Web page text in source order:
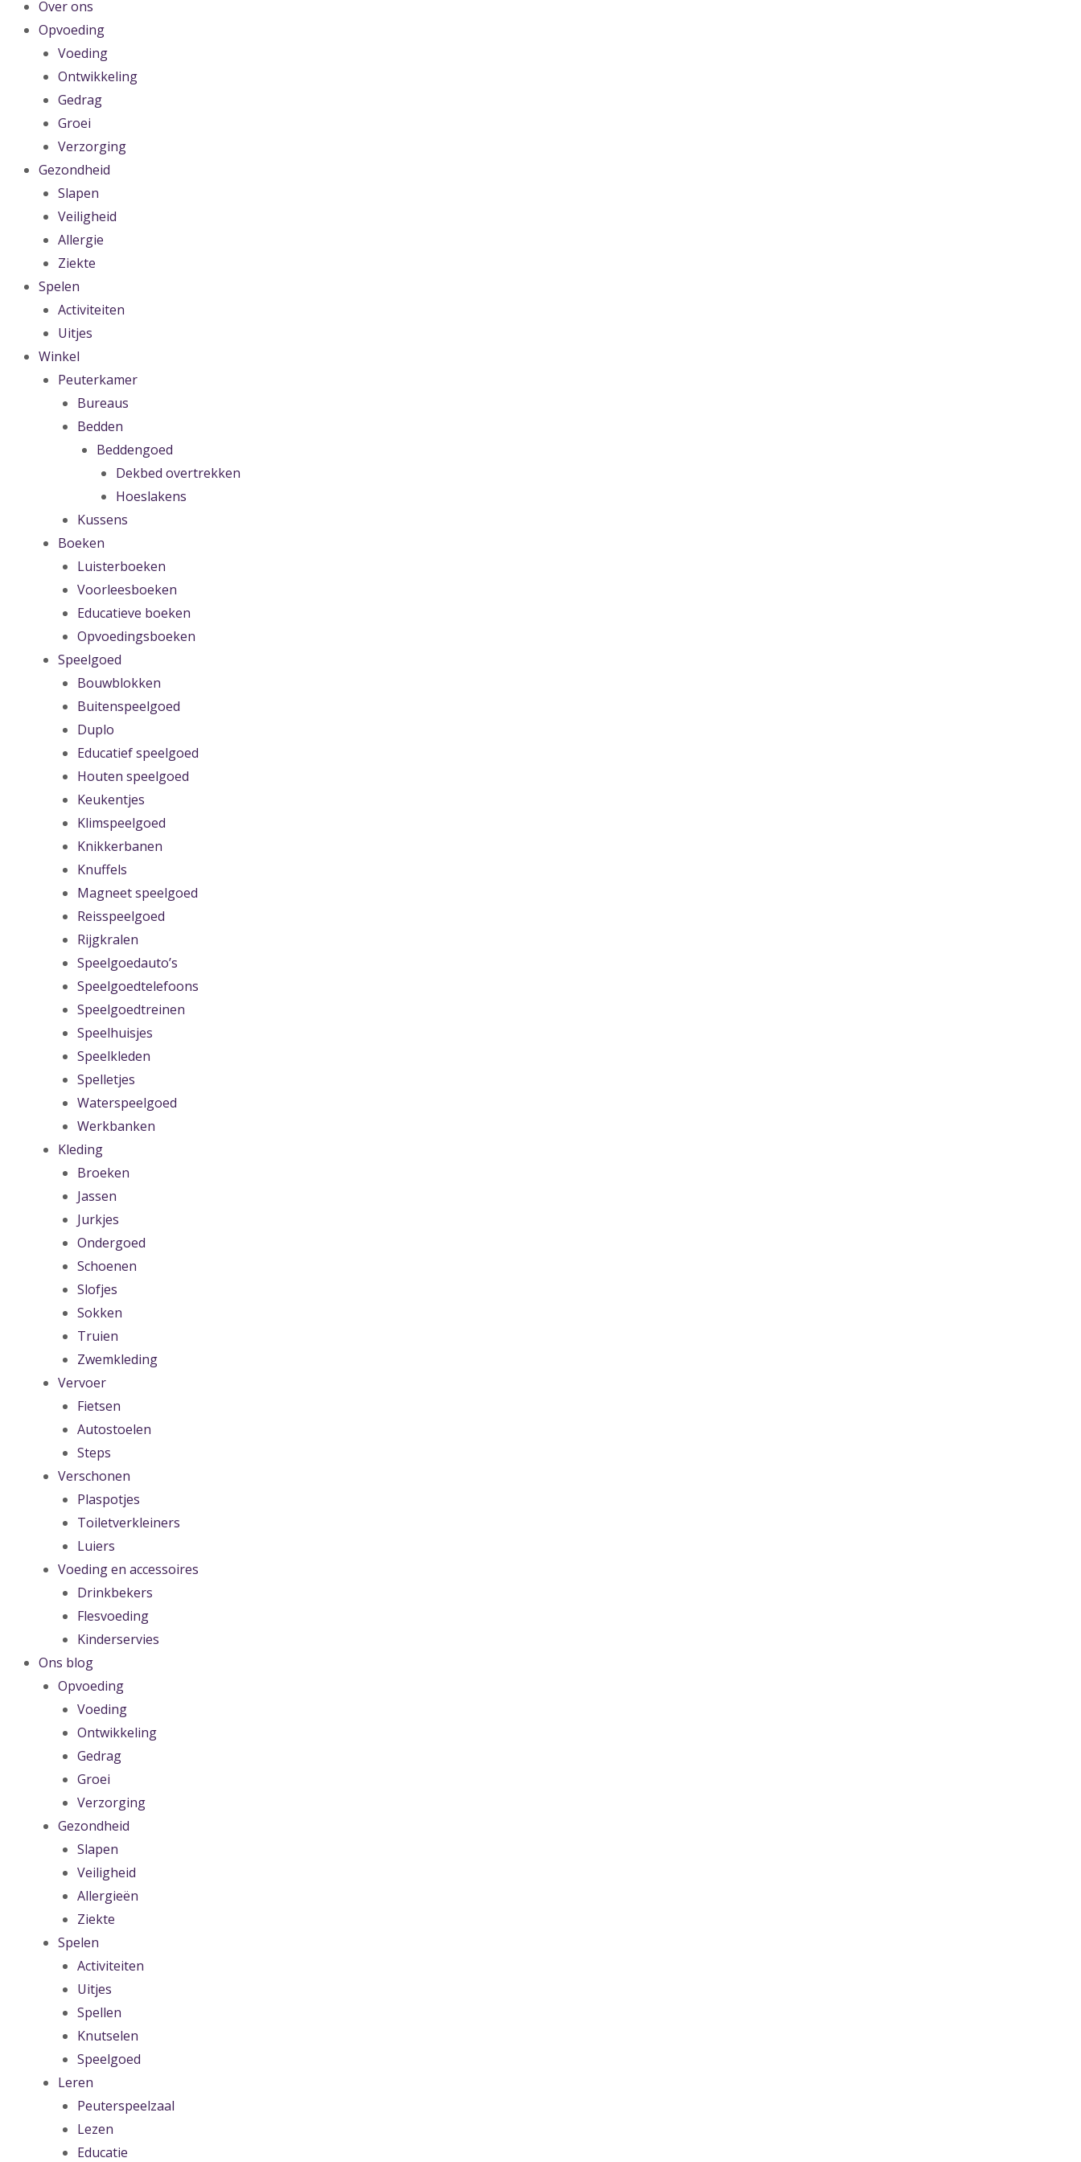
Over ons
Opvoeding
Voeding
Ontwikkeling
Gedrag
Groei
Verzorging
Gezondheid
Slapen
Veiligheid
Allergie
Ziekte
Spelen
Activiteiten
Uitjes
Winkel
Peuterkamer
Bureaus
Bedden
Beddengoed
Dekbed overtrekken
Hoeslakens
Kussens
Boeken
Luisterboeken
Voorleesboeken
Educatieve boeken
Opvoedingsboeken
Speelgoed
Bouwblokken
Buitenspeelgoed
Duplo
Educatief speelgoed
Houten speelgoed
Keukentjes
Klimspeelgoed
Knikkerbanen
Knuffels
Magneet speelgoed
Reisspeelgoed
Rijgkralen
Speelgoedauto’s
Speelgoedtelefoons
Speelgoedtreinen
Speelhuisjes
Speelkleden
Spelletjes
Waterspeelgoed
Werkbanken
Kleding
Broeken
Jassen
Jurkjes
Ondergoed
Schoenen
Slofjes
Sokken
Truien
Zwemkleding
Vervoer
Fietsen
Autostoelen
Steps
Verschonen
Plaspotjes
Toiletverkleiners
Luiers
Voeding en accessoires
Drinkbekers
Flesvoeding
Kinderservies
Ons blog
Opvoeding
Voeding
Ontwikkeling
Gedrag
Groei
Verzorging
Gezondheid
Slapen
Veiligheid
Allergieën
Ziekte
Spelen
Activiteiten
Uitjes
Spellen
Knutselen
Speelgoed
Leren
Peuterspeelzaal
Lezen
Educatie